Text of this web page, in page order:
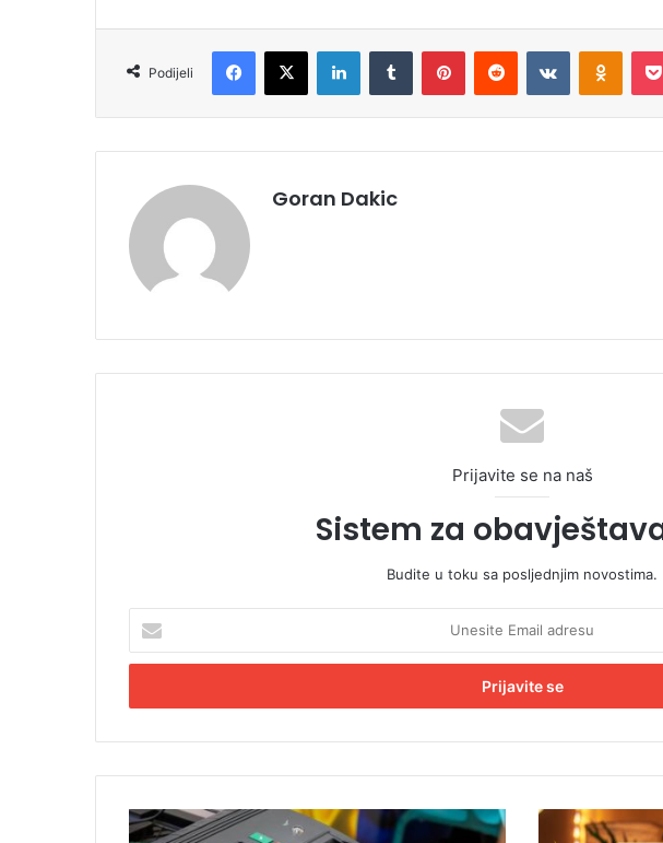
Podijeli
Goran Dakic
Prijavite se na naš
Sistem za
Budite u toku sa posljednjim novostima.
e
i
E
a
S
P